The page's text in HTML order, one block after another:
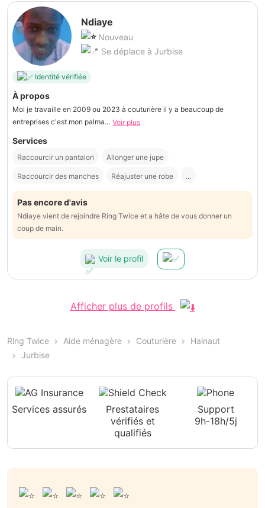
Ndiaye
Nouveau
Se déplace à Jurbise
Identité vérifiée
À propos
Moi je travaille en 2009 ou 2023 à couturière il y a beaucoup de
entreprises c'est mon palma... Voir plus
Services
Raccourcir un pantalon Allonger une jupe
Raccourcir des manches Réajuster une robe ...
Pas encore d'avis
Ndiaye vient de rejoindre Ring Twice et a hâte de vous donner un
coup de main.
Voir le profil
Afficher plus de profils
Ring Twice Aide ménagère Couturière
Hainaut
Jurbise
Services assurés
Prestataires
vérifiés et
qualifiés
Support
9h-18h/5j